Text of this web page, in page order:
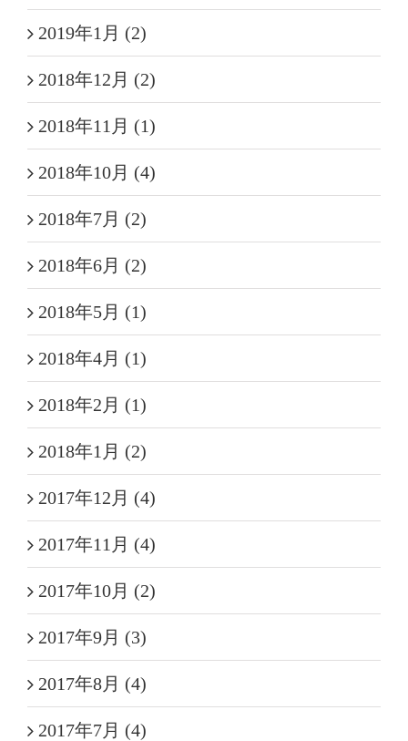
2019年1月 (2)
2018年12月 (2)
2018年11月 (1)
2018年10月 (4)
2018年7月 (2)
2018年6月 (2)
2018年5月 (1)
2018年4月 (1)
2018年2月 (1)
2018年1月 (2)
2017年12月 (4)
2017年11月 (4)
2017年10月 (2)
2017年9月 (3)
2017年8月 (4)
2017年7月 (4)